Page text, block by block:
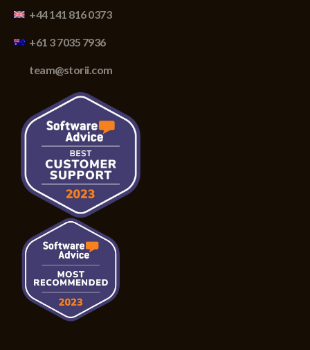
+44 141 816 0373
+61 3 7035 7936
team@storii.com